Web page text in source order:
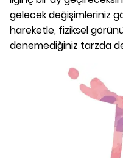
gelecek değişimleriniz
hareketle, fiziksel
denemediğiniz tarzda